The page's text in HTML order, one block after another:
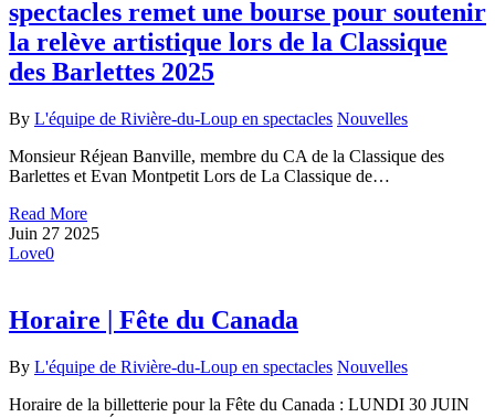
spectacles remet une bourse pour soutenir
la relève artistique lors de la Classique
des Barlettes 2025
By L'équipe de Rivière-du-Loup en spectacles Nouvelles
Monsieur Réjean Banville, membre du CA de la Classique des
Barlettes et Evan Montpetit Lors de La Classique de…
Read More
Juin 27 2025
Love0
Horaire | Fête du Canada
By L'équipe de Rivière-du-Loup en spectacles Nouvelles
Horaire de la billetterie pour la Fête du Canada : LUNDI 30 JUIN